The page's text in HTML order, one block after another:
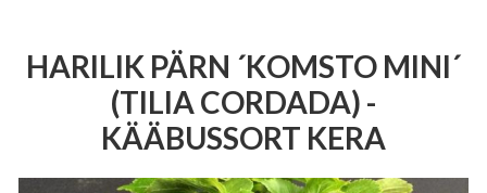
HARILIK PÄRN ´KOMSTO MINI´
(TILIA CORDADA) -
KÄÄBUSSORT KERA